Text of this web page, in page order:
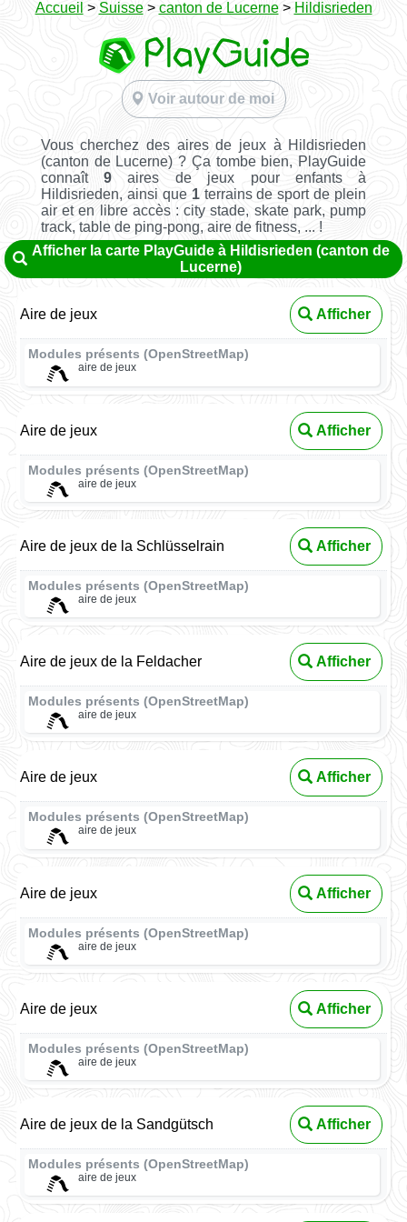
Accueil > Suisse> canton de Lucerne> Hildisrieden
Voir autour de moi
Vous cherchez des aires de jeux à Hildisrieden
(canton de Lucerne) ? Ça tombe bien, PlayGuide
connaît9 aires de jeux pour enfants à
Hildisrieden, ainsi que 1terrains de sport de plein
air et en libre accès : city stade, skate park, pump
track, table de ping-pong, aire de fitness, ... !
Afficher la carte PlayGuide à Hildisrieden (canton de
Lucerne)
Aire de jeux Afficher
Modules présents (OpenStreetMap)
aire de jeux
Aire de jeux Afficher
Modules présents (OpenStreetMap)
aire de jeux
Aire de jeux de la Schlüsselrain Afficher
Modules présents (OpenStreetMap)
aire de jeux
Aire de jeux de la Feldacher Afficher
Modules présents (OpenStreetMap)
aire de jeux
Aire de jeux Afficher
Modules présents (OpenStreetMap)
aire de jeux
Aire de jeux Afficher
Modules présents (OpenStreetMap)
aire de jeux
Aire de jeux Afficher
Modules présents (OpenStreetMap)
aire de jeux
Aire de jeux de la Sandgütsch Afficher
Modules présents (OpenStreetMap)
aire de jeux